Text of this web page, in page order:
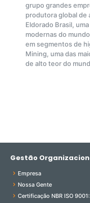
grupo grandes
produtora global de
Eldorado Brasil,
modernas do
em segmentos de
Mining, uma das
de alto teor do
Gestão
Empresa
Nossa Gente
Certificação NBR ISO